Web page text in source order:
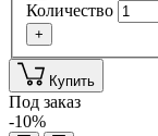
Количество
+
Купить
Под заказ
-10%